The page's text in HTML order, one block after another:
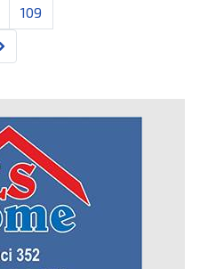
109